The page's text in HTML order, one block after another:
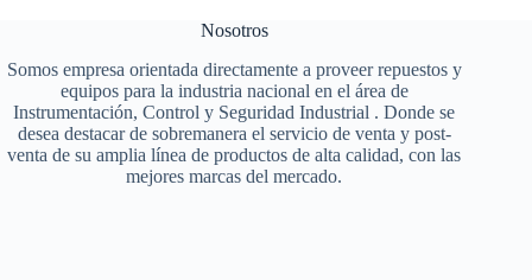
Nosotros
Somos empresa orientada directamente a proveer repuestos y
equipos para la industria nacional en el área de
Instrumentación, Control y Seguridad Industrial . Donde se
desea destacar de sobremanera el servicio de venta y post-
venta de su amplia línea de productos de alta calidad, con las
mejores marcas del mercado.